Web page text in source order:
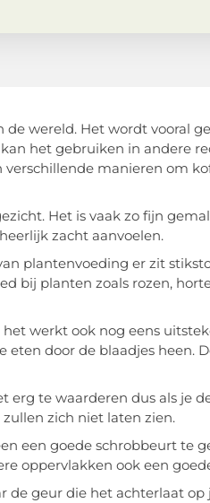
de wereld. Het wordt vooral
het gebruiken in andere
verschillende manieren om
Het is vaak zo fijn
zacht aanvoelen.
plantenvoeding er zit
bij planten zoals rozen,
werkt ook nog eens
eten door de blaadjes heen.
erg te waarderen dus als je
zich niet laten zien.
een goede schrobbeurt te
oppervlakken ook een
de geur die het achterlaat